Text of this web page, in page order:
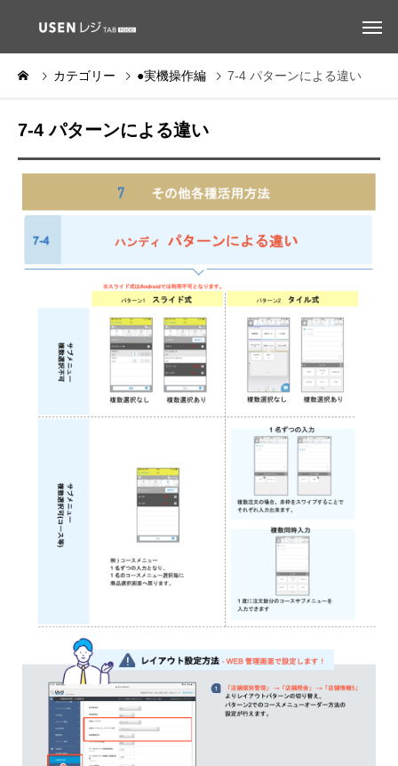
カテゴリー ●実機操作編 7-4 パターンによる違い
7-4 パターンによる違い